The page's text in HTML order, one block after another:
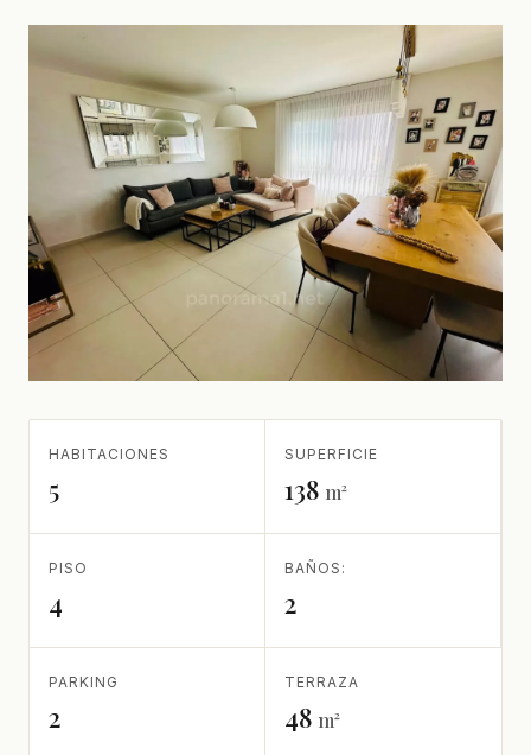
HABITACIONES
5
SUPERFICIE
138 m²
PISO
4
BAÑOS:
2
PARKING
2
TERRAZA
48 m²